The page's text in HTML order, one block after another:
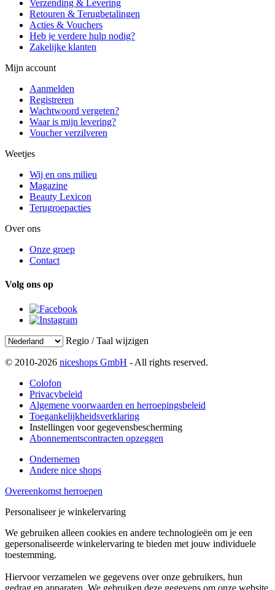
Verzending & Levering
Retouren & Terugbetalingen
Acties & Vouchers
Heb je verdere hulp nodig?
Zakelijke klanten
Mijn account
Aanmelden
Registreren
Wachtwoord vergeten?
Waar is mijn levering?
Voucher verzilveren
Weetjes
Wij en ons milieu
Magazine
Beauty Lexicon
Terugroepacties
Over ons
Onze groep
Contact
Volg ons op
Regio / Taal wijzigen
© 2010-2026 niceshops GmbH - All rights reserved.
Colofon
Privacybeleid
Algemene voorwaarden en herroepingsbeleid
Toegankelijkheidsverklaring
Instellingen voor gegevensbescherming
Abonnementscontracten opzeggen
Ondernemen
Andere nice shops
Overeenkomst herroepen
Personaliseer je winkelervaring
We gebruiken alleen cookies en andere technologieën om je een
gepersonaliseerde winkelervaring te bieden met jouw individuele
toestemming.
Hiervoor verzamelen we gegevens over onze gebruikers, hun
gedrag en apparaten. We gebruiken deze gegevens om onze website